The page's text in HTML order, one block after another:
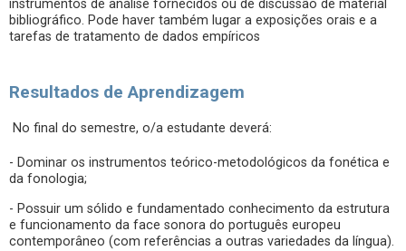
instrumentos de análise fornecidos ou de discussão de material
bibliográfico. Pode haver também lugar a exposições orais e a
tarefas de tratamento de dados empíricos
Resultados de Aprendizagem
No final do semestre, o/a estudante deverá:
- Dominar os instrumentos teórico-metodológicos da fonética e
da fonologia;
- Possuir um sólido e fundamentado conhecimento da estrutura
e funcionamento da face sonora do português europeu
contemporâneo (com referências a outras variedades da língua).